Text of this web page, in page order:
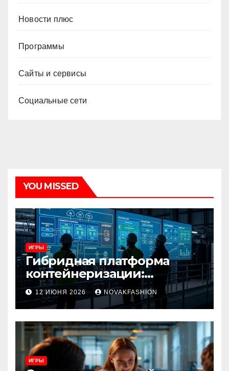
Новости плюс
Программы
Сайты и сервисы
Социальные сети
YOU MISSED
ИГРЫ
Гибридная платформа
контейнеризации:
архитектура, особенности
и сценарии использования
12 ИЮНЯ 2026 NOVAKFASHION
ИГРЫ